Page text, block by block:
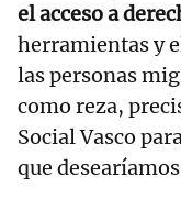
el acceso a
herramientas y
las personas
como reza,
Social Vasco
que